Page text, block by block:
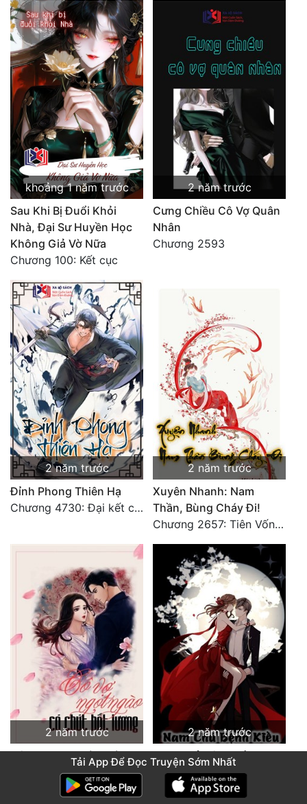
khoảng 1 năm trước
Sau Khi Bị Đuổi Khỏi
Nhà, Đại Sư Huyền Học
Không Giả Vờ Nữa
Chương 100: Kết cục
2 năm trước
Cưng Chiều Cô Vợ Quân
Nhân
Chương 2593
2 năm trước
Đỉnh Phong Thiên Hạ
Chương 4730: Đại kết cục
2 năm trước
Xuyên Nhanh: Nam
Thần, Bùng Cháy Đi!
Chương 2657: Tiên Vốn Vô Lương (15). HẾT.
2 năm trước
Cô Vợ Ngọt Ngào Có
Chút Bất Lương
Chương 2489: Khúc nhạc dạo: Cuộc so đấu vô sỉ (Hoàn)
2 năm trước
Nam Chủ Bệnh Kiều,
Sủng Lên Trời
Tải App Để Đọc Truyện Sớm Nhất